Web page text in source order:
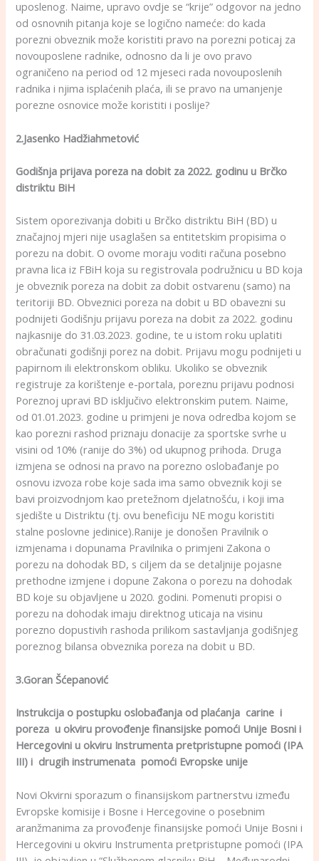
uposlenog. Naime, upravo ovdje se “krije” odgovor na jedno
od osnovnih pitanja koje se logično nameće: do kada
porezni obveznik može koristiti pravo na porezni poticaj za
novouposlene radnike, odnosno da li je ovo pravo
ograničeno na period od 12 mjeseci rada novouposlenih
radnika i njima isplaćenih plaća, ili se pravo na umanjenje
porezne osnovice može koristiti i poslije?
2.Jasenko Hadžiahmetović
Godišnja prijava poreza na dobit za 2022. godinu u Brčko
distriktu BiH
Sistem oporezivanja dobiti u Brčko distriktu BiH (BD) u
značajnoj mjeri nije usaglašen sa entitetskim propisima o
porezu na dobit. O ovome moraju voditi računa posebno
pravna lica iz FBiH koja su registrovala podružnicu u BD koja
je obveznik poreza na dobit za dobit ostvarenu (samo) na
teritoriji BD. Obveznici poreza na dobit u BD obavezni su
podnijeti Godišnju prijavu poreza na dobit za 2022. godinu
najkasnije do 31.03.2023. godine, te u istom roku uplatiti
obračunati godišnji porez na dobit. Prijavu mogu podnijeti u
papirnom ili elektronskom obliku. Ukoliko se obveznik
registruje za korištenje e-portala, poreznu prijavu podnosi
Poreznoj upravi BD isključivo elektronskim putem. Naime,
od 01.01.2023. godine u primjeni je nova odredba kojom se
kao porezni rashod priznaju donacije za sportske svrhe u
visini od 10% (ranije do 3%) od ukupnog prihoda. Druga
izmjena se odnosi na pravo na porezno oslobađanje po
osnovu izvoza robe koje sada ima samo obveznik koji se
bavi proizvodnjom kao pretežnom djelatnošću, i koji ima
sjedište u Distriktu (tj. ovu beneficiju NE mogu koristiti
stalne poslovne jedinice).Ranije je donošen Pravilnik o
izmjenama i dopunama Pravilnika o primjeni Zakona o
porezu na dohodak BD, s ciljem da se detaljnije pojasne
prethodne izmjene i dopune Zakona o porezu na dohodak
BD koje su objavljene u 2020. godini. Pomenuti propisi o
porezu na dohodak imaju direktnog uticaja na visinu
porezno dopustivih rashoda prilikom sastavljanja godišnjeg
poreznog bilansa obveznika poreza na dobit u BD.
3.Goran Šćepanović
Instrukcija o postupku oslobađanja od plaćanja carine i
poreza u okviru provođenje finansijske pomoći Unije Bosni i
Hercegovini u okviru Instrumenta pretpristupne pomoći (IPA
III) i drugih instrumenata pomoći Evropske unije
Novi Okvirni sporazum o finansijskom partnerstvu između
Evropske komisije i Bosne i Hercegovine o posebnim
aranžmanima za provođenje finansijske pomoći Unije Bosni i
Hercegovini u okviru Instrumenta pretpristupne pomoći (IPA